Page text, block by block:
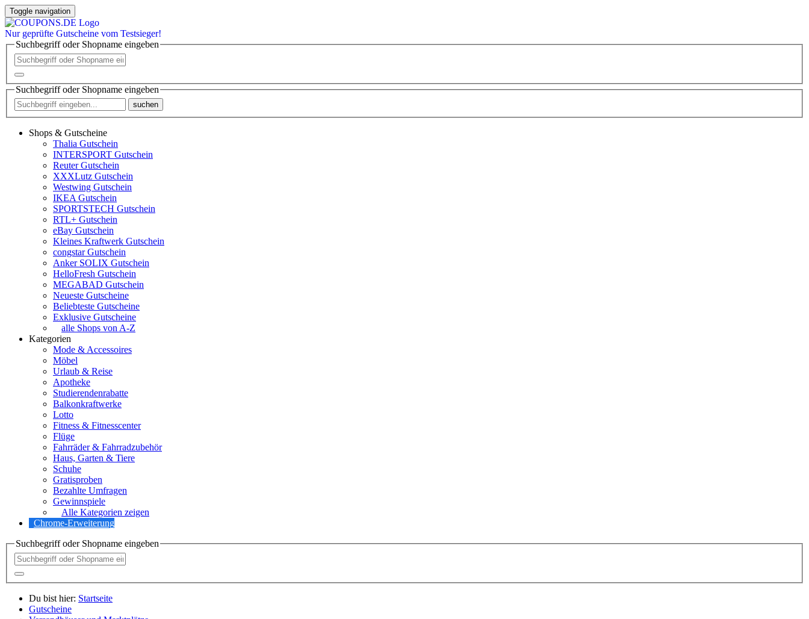
Toggle navigation
Nur geprüfte Gutscheine vom Testsieger!
Suchbegriff oder Shopname eingeben
Suchbegriff oder Shopname eingeben
suchen
Shops & Gutscheine
Thalia Gutschein
INTERSPORT Gutschein
Reuter Gutschein
XXXLutz Gutschein
Westwing Gutschein
IKEA Gutschein
SPORTSTECH Gutschein
RTL+ Gutschein
eBay Gutschein
Kleines Kraftwerk Gutschein
congstar Gutschein
Anker SOLIX Gutschein
HelloFresh Gutschein
MEGABAD Gutschein
Neueste Gutscheine
Beliebteste Gutscheine
Exklusive Gutscheine
alle Shops von A-Z
Kategorien
Mode & Accessoires
Möbel
Urlaub & Reise
Apotheke
Studierendenrabatte
Balkonkraftwerke
Lotto
Fitness & Fitnesscenter
Flüge
Fahrräder & Fahrradzubehör
Haus, Garten & Tiere
Schuhe
Gratisproben
Bezahlte Umfragen
Gewinnspiele
Alle Kategorien zeigen
Chrome-Erweiterung
Suchbegriff oder Shopname eingeben
Du bist hier: Startseite
Gutscheine